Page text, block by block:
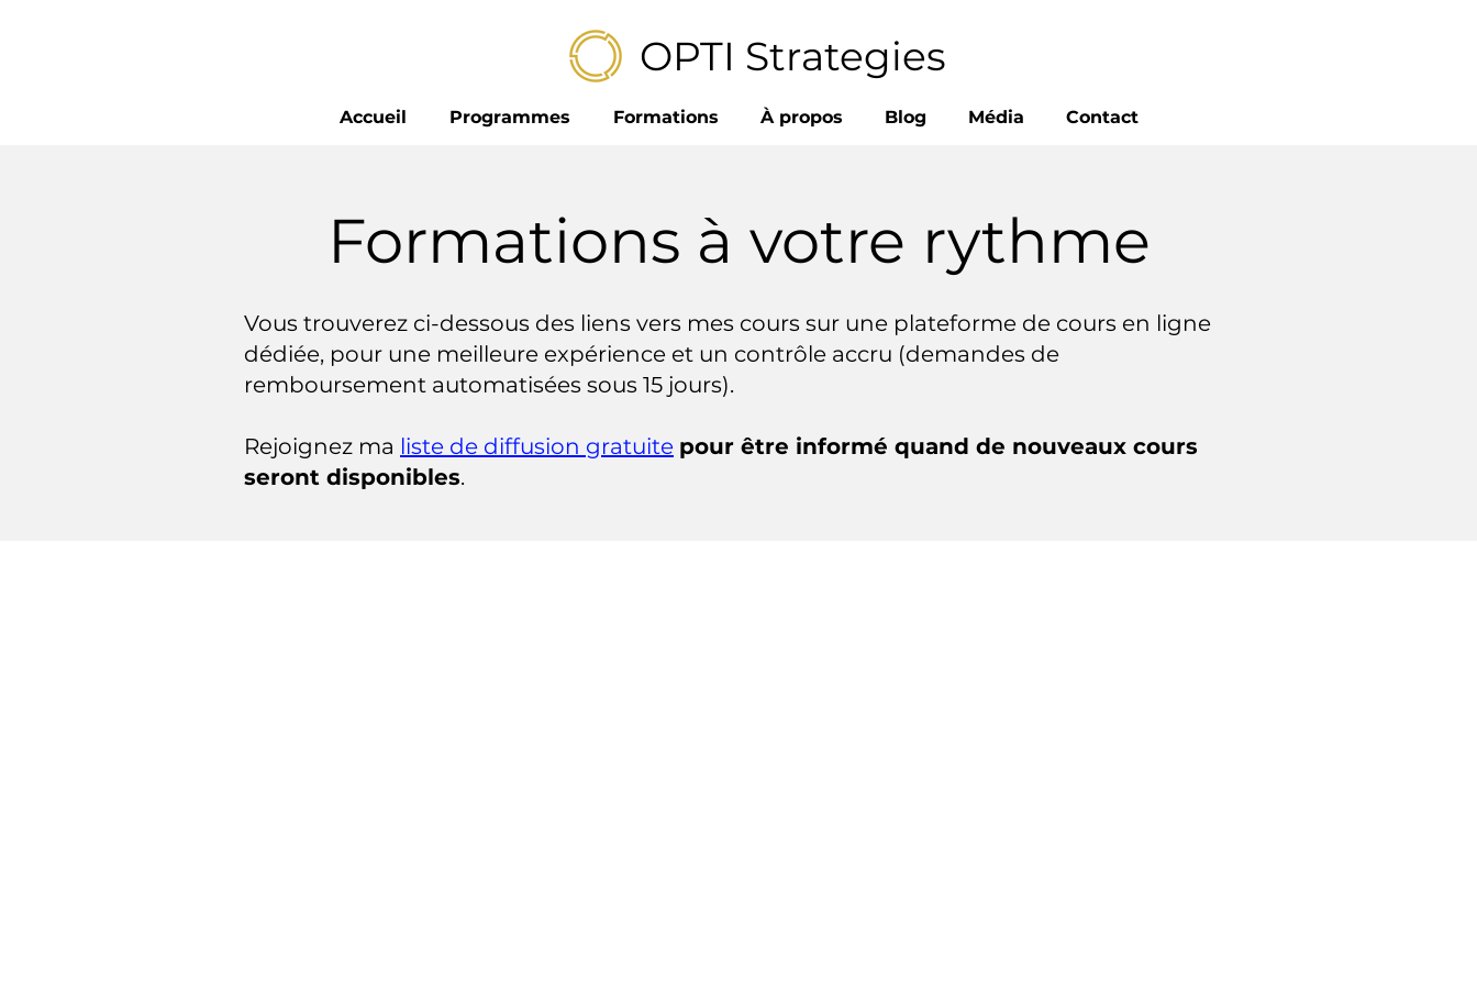
OPTI Strategies
Accueil Programmes Formations À propos Blog Média Contact
Formations à votre rythme
Vous trouverez ci-dessous des liens vers mes cours sur une plateforme de cours en ligne
dédiée, pour une meilleure expérience et un contrôle accru (demandes de
remboursement automatisées sous 15 jours).
Rejoignez ma liste de diffusion gratuite pour être informé quand de nouveaux cours
seront disponibles.